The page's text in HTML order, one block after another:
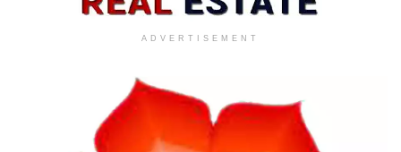
ADVERTISEMENT